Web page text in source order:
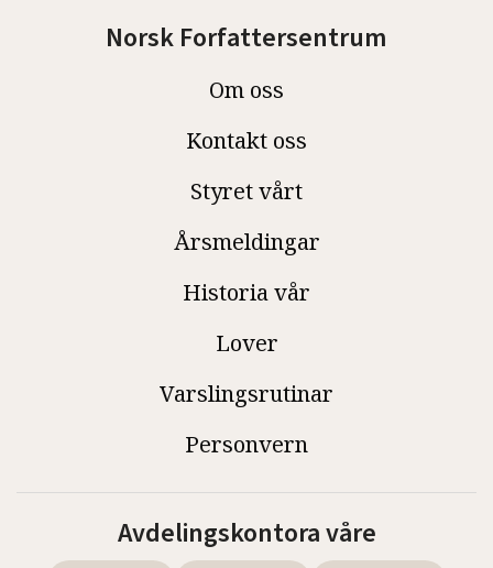
Norsk Forfattersentrum
Om oss
Kontakt oss
Styret vårt
Årsmeldingar
Historia vår
Lover
Varslingsrutinar
Personvern
Avdelingskontora våre